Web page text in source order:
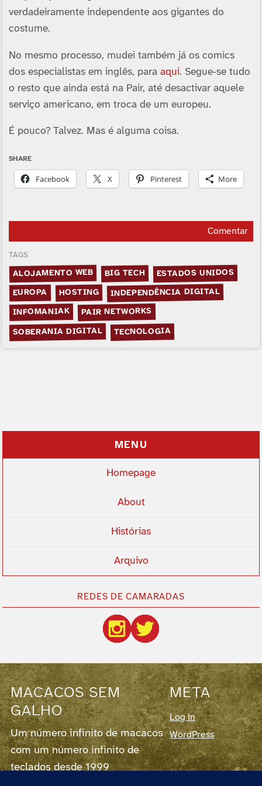
verdadeiramente independente aos gigantes do
costume.
No mesmo processo, mudei também já os comics
dos especialistas em inglês, para aqui. Segue-se tudo
o resto que ainda está na Pair, até desactivar aquele
serviço americano, em troca de um europeu.
É pouco? Talvez. Mas é alguma coisa.
SHARE
Facebook X Pinterest More
Comentar
TAGS
ALOJAMENTO WEB BIG TECH ESTADOS UNIDOS
EUROPA HOSTING INDEPENDÊNCIA DIGITAL
INFOMANIAK PAIR NETWORKS
SOBERANIA DIGITAL TECNOLOGIA
MENU
Homepage
About
Histórias
Arquivo
REDES DE CAMARADAS
MACACOS SEM
GALHO
Um número infinito de macacos
com um número infinito de
teclados desde 1999
META
Log in
WordPress